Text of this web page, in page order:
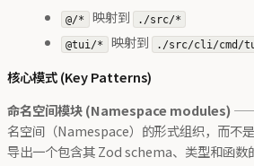
@/* 映射到
./src/*
@tui/* 映射到 ./src/cli/cmd/
核心模式 (Key Patterns)
命名空间模块 (Namespace modules) ——
名空间（Namespace）的形式组织，而不
导出一个包含其 Zod schema、类型和函数